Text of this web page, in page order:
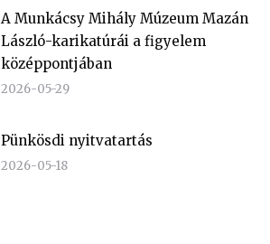
A Munkácsy Mihály Múzeum Mazán
László-karikatúrái a figyelem
középpontjában
2026-05-29
Pünkösdi nyitvatartás
2026-05-18